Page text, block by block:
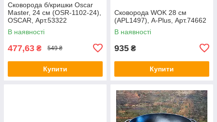
Сковорода б/кришки Oscar
Master, 24 см (OSR-1102-24),
OSCAR, Арт.53322
В наявності
477,63 ₴ 549 ₴
Купити
Сковорода WOK 28 см
(APL1497), A-Plus, Арт.74662
В наявності
935 ₴
Купити